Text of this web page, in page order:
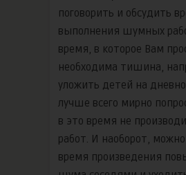
поговорить и обсудить
выполнения шумных
время, в которое Вам
необходима тишина,
уложить детей на
лучше всего мирно
в это время не
работ. И наоборот, можно
время произведения